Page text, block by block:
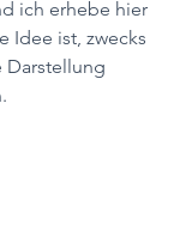
ich erhebe hier
Idee ist, zwecks
Darstellung